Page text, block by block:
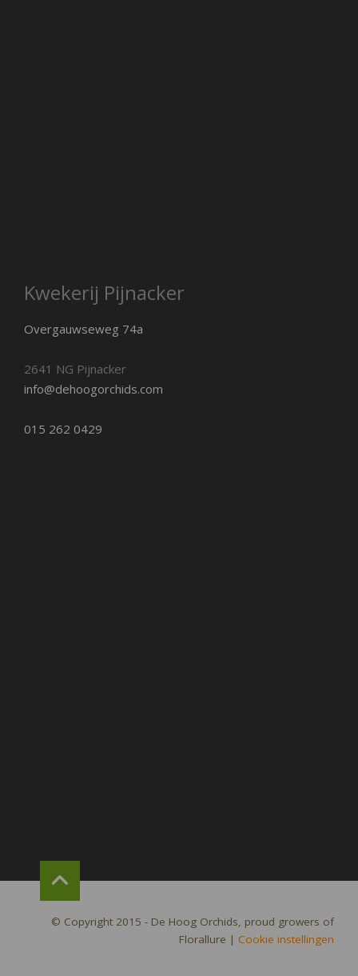
Kwekerij Pijnacker
Overgauwseweg 74a
2641 NG Pijnacker
info@dehoogorchids.com
015 262 0429
© Copyright 2015 - De Hoog Orchids, proud growers of
Florallure | Cookie instellingen